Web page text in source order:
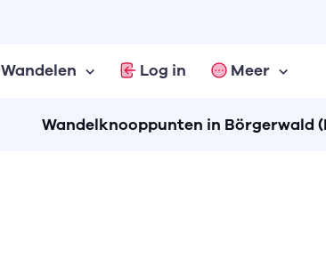
Wandelen Log in Meer
Wandelknooppunten in Börgerwald